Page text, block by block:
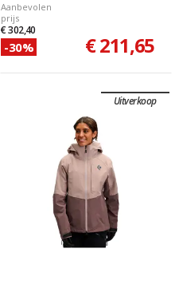
Aanbevolen
prijs
€ 302,40
-30% € 211,65
Uitverkoop